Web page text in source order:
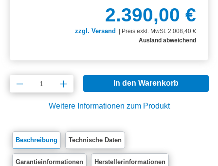
2.390,00 €
zzgl. Versand | Preis exkl. MwSt: 2.008,40 €
Ausland abweichend
Produkt Anzahl: Gib den gewünschten
In den Warenkorb
Weitere Informationen zum Produkt
Beschreibung Technische Daten
Garantieinformationen Herstellerinformationen